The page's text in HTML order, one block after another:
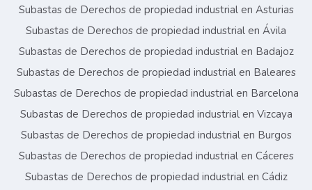
Subastas de Derechos de propiedad industrial en Asturias
Subastas de Derechos de propiedad industrial en Ávila
Subastas de Derechos de propiedad industrial en Badajoz
Subastas de Derechos de propiedad industrial en Baleares
Subastas de Derechos de propiedad industrial en Barcelona
Subastas de Derechos de propiedad industrial en Vizcaya
Subastas de Derechos de propiedad industrial en Burgos
Subastas de Derechos de propiedad industrial en Cáceres
Subastas de Derechos de propiedad industrial en Cádiz